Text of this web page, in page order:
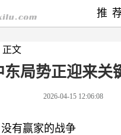
正文
东局势正迎来关
2026-04-15 12:06:08
有赢家的战争
推